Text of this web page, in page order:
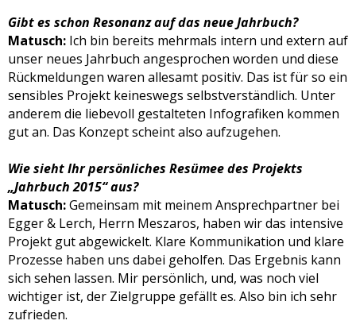
Gibt es schon Resonanz auf das neue Jahrbuch?
Matusch: Ich bin bereits mehrmals intern und extern auf
unser neues Jahrbuch angesprochen worden und diese
Rückmeldungen waren allesamt positiv. Das ist für so ein
sensibles Projekt keineswegs selbstverständlich. Unter
anderem die liebevoll gestalteten Infografiken kommen
gut an. Das Konzept scheint also aufzugehen.
Wie sieht Ihr persönliches Resümee des Projekts
„Jahrbuch 2015“ aus?
Matusch:Gemeinsam mit meinem Ansprechpartner bei
Egger & Lerch, Herrn Meszaros, haben wir das intensive
Projekt gut abgewickelt. Klare Kommunikation und klare
Prozesse haben uns dabei geholfen. Das Ergebnis kann
sich sehen lassen. Mir persönlich, und, was noch viel
wichtiger ist, der Zielgruppe gefällt es. Also bin ich sehr
zufrieden.